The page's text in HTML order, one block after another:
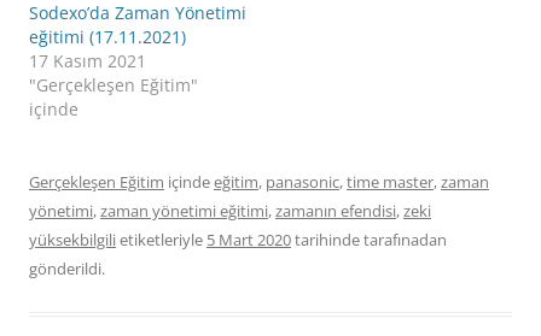
Sodexo’da Zaman Yönetimi
eğitimi (17.11.2021)
17 Kasım 2021
"Gerçekleşen Eğitim"
içinde
Gerçekleşen Eğitim içindeeğitim, panasonic,time master,zaman
yönetimi,zaman yönetimi eğitimi,zamanın efendisi,zeki
yüksekbilgilietiketleriyle 5 Mart 2020tarihindetarafınadan
gönderildi.